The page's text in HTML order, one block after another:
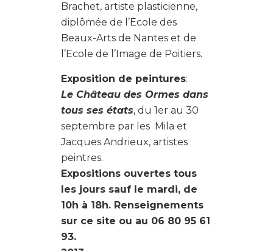
Brachet, artiste plasticienne,
diplômée de l’Ecole des
Beaux-Arts de Nantes et de
l’Ecole de l’Image de Poitiers.
Exposition de peintures:
Le Château des Ormes dans
tous ses états, du 1er au 30
septembre par les Mila et
Jacques Andrieux, artistes
peintres.
Expositions ouvertes tous
les jours sauf le mardi, de
10h à 18h. Renseignements
sur ce site ou au 06 80 95 61
93.